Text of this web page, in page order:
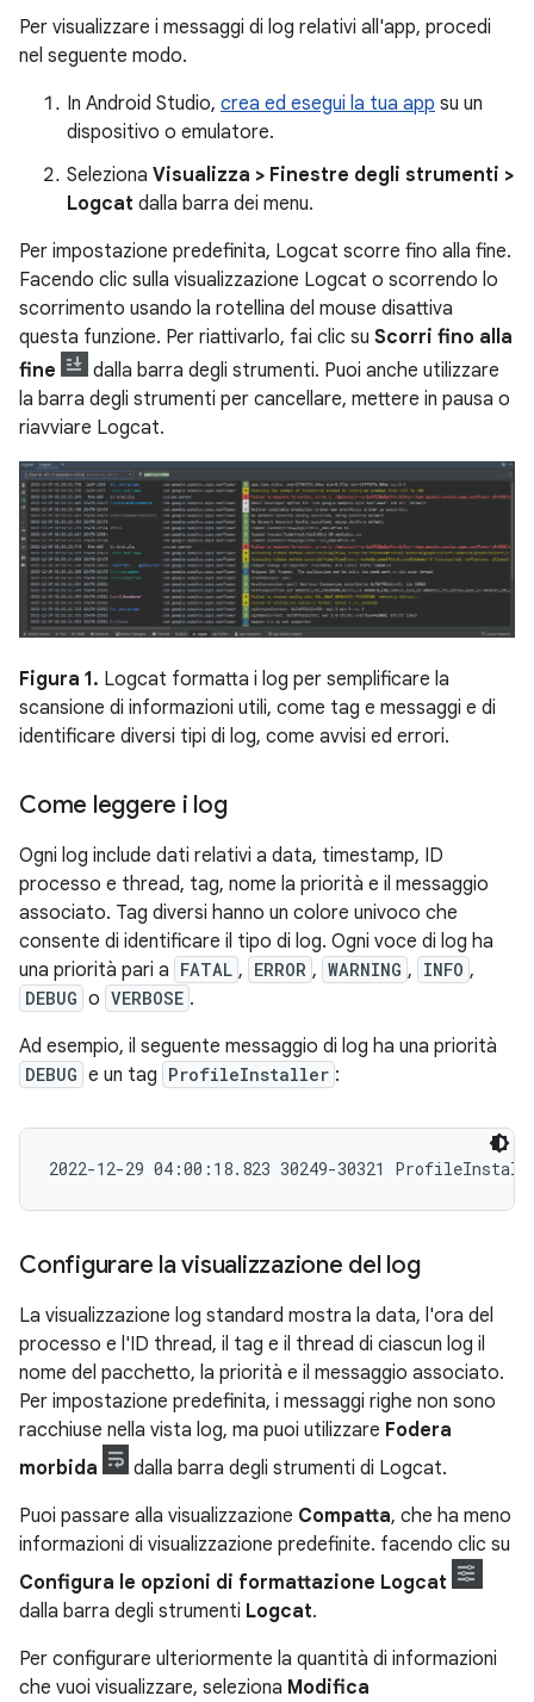
Per visualizzare i messaggi di log relativi all'app, procedi
nel seguente modo.
In Android Studio, crea ed esegui la tua app su un
dispositivo o emulatore.
Seleziona Visualizza > Finestre degli strumenti >
Logcat dalla barra dei menu.
Per impostazione predefinita, Logcat scorre fino alla fine.
Facendo clic sulla visualizzazione Logcat o scorrendo lo
scorrimento usando la rotellina del mouse disattiva
questa funzione. Per riattivarlo, fai clic su Scorri fino alla
fine
dalla barra degli strumenti. Puoi anche utilizzare
la barra degli strumenti per cancellare, mettere in pausa o
riavviare Logcat.
Figura 1. Logcat formatta i log per semplificare la
scansione di informazioni utili, come tag e messaggi e di
identificare diversi tipi di log, come avvisi ed errori.
Come leggere i log
Ogni log include dati relativi a data, timestamp, ID
processo e thread, tag, nome la priorità e il messaggio
associato. Tag diversi hanno un colore univoco che
consente di identificare il tipo di log. Ogni voce di log ha
una priorità pari a FATAL , ERROR , WARNING , INFO ,
DEBUG o VERBOSE .
Ad esempio, il seguente messaggio di log ha una priorità
DEBUG e un tag ProfileInstaller :
Configurare la visualizzazione del log
La visualizzazione log standard mostra la data, l'ora del
processo e l'ID thread, il tag e il thread di ciascun log il
nome del pacchetto, la priorità e il messaggio associato.
Per impostazione predefinita, i messaggi righe non sono
racchiuse nella vista log, ma puoi utilizzare Fodera
morbida
dalla barra degli strumenti di Logcat.
Puoi passare alla visualizzazione Compatta, che ha meno
informazioni di visualizzazione predefinite. facendo clic su
Configura le opzioni di formattazione Logcat
dalla barra degli strumenti Logcat.
Per configurare ulteriormente la quantità di informazioni
che vuoi visualizzare, seleziona Modifica